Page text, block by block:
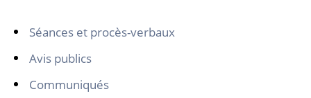
Séances et procès-verbaux
Avis publics
Communiqués